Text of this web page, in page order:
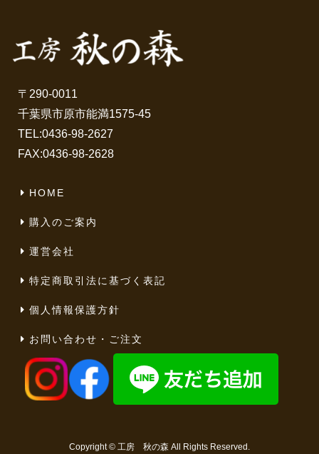
〒290-0011
千葉県市原市能満1575-45
TEL:0436-98-2627
FAX:0436-98-2628
HOME
購入のご案内
運営会社
特定商取引法に基づく表記
個人情報保護方針
お問い合わせ・ご注文
Copyright © 工房 秋の森 All Rights Reserved.